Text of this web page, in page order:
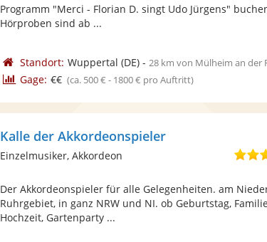
Programm "Merci - Florian D. singt Udo Jürgens"
Hörproben sind ab ...
Standort: Wuppertal (DE)- 28 km von Mülheim an der
Gage: €€ (ca. 500 € - 1800 € pro Auftritt)
Kalle der Akkordeonspieler
Einzelmusiker, Akkordeon
Der Akkordeonspieler für alle Gelegenheiten. am
Ruhrgebiet, in ganz NRW und NI. ob Geburtstag,
Hochzeit, Gartenparty ...